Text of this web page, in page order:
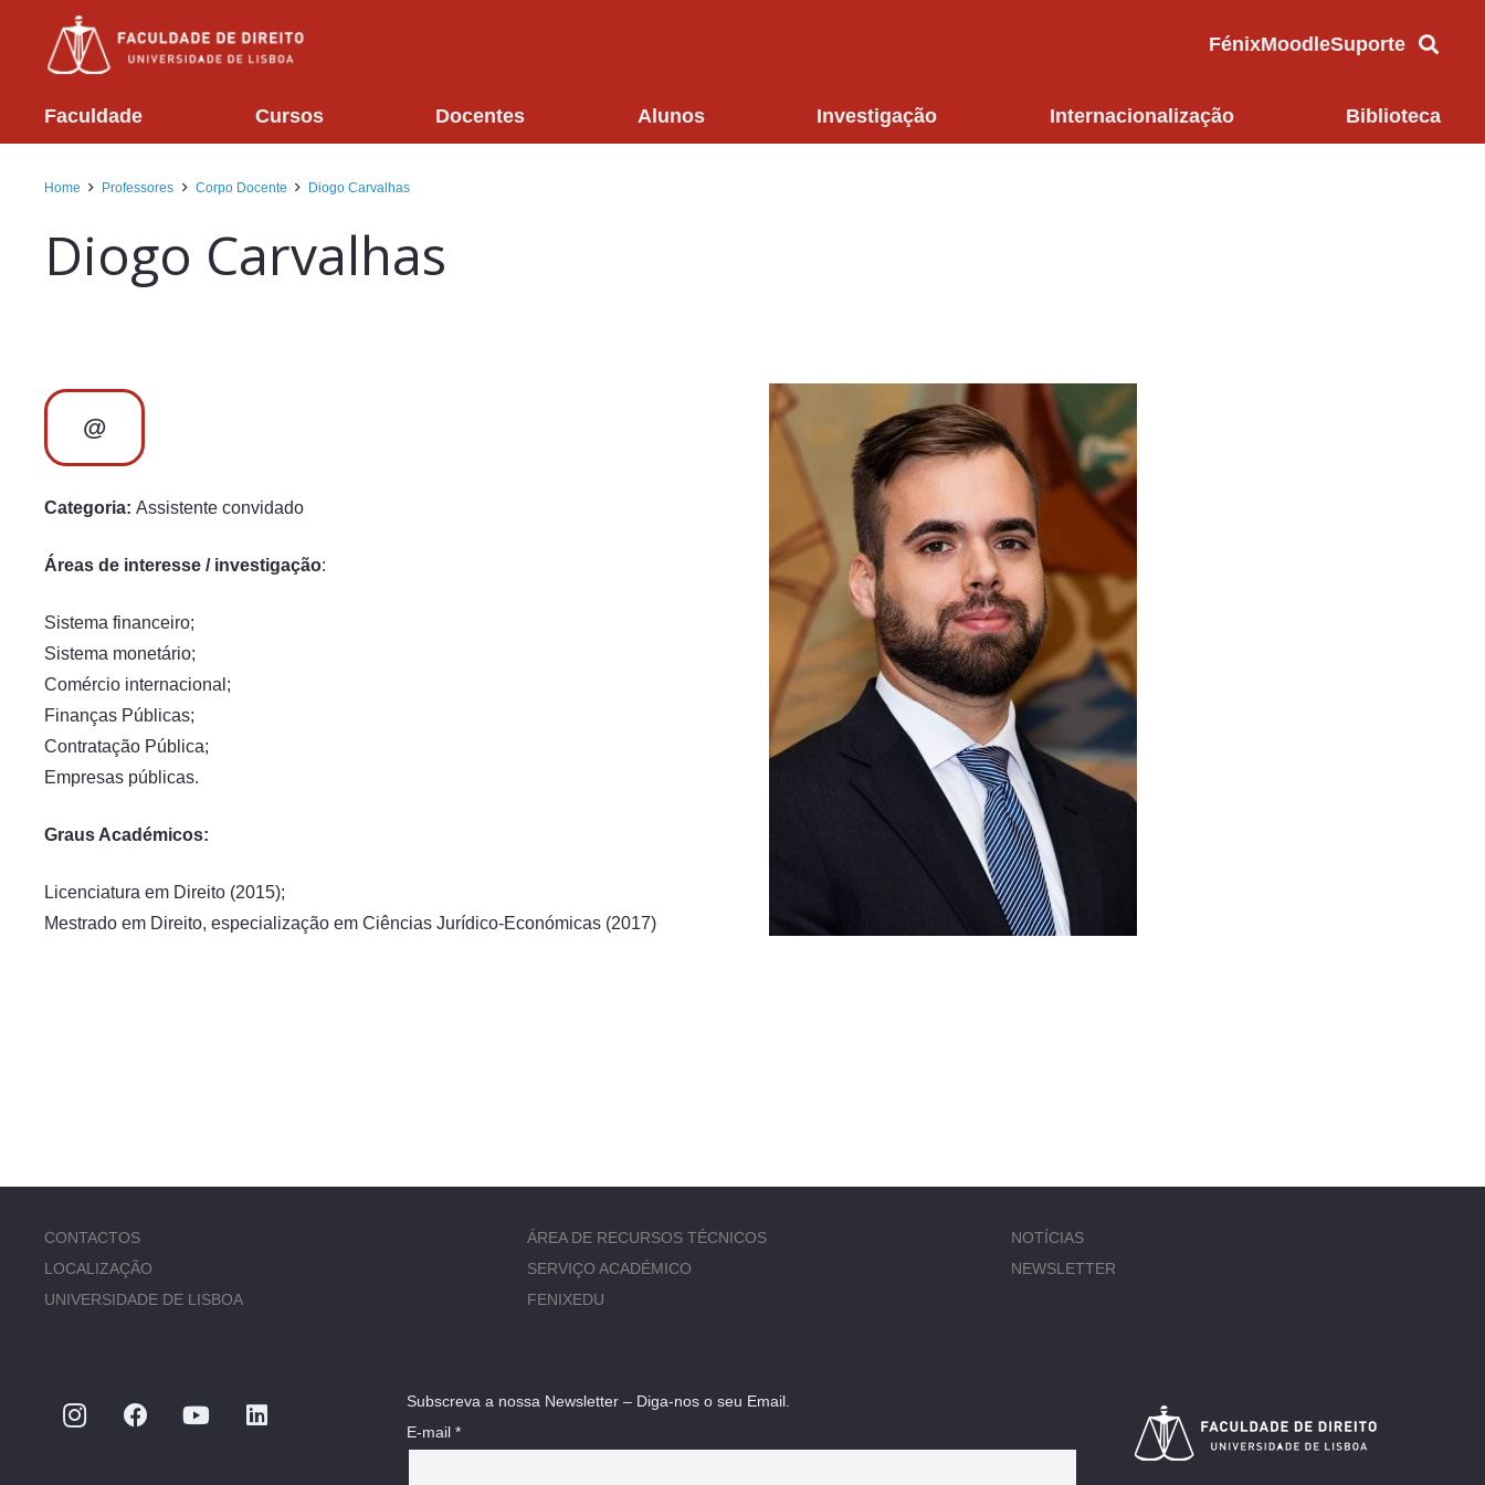
FénixMoodleSuporte
Faculdade Cursos Docentes Alunos Investigação Internacionalização Biblioteca
Home Professores Corpo Docente Diogo Carvalhas
Diogo Carvalhas
@
Categoria: Assistente convidado
Áreas de interesse / investigação:
Sistema financeiro;
Sistema monetário;
Comércio internacional;
Finanças Públicas;
Contratação Pública;
Empresas públicas.
Graus Académicos:
Licenciatura em Direito (2015);
Mestrado em Direito, especialização em Ciências Jurídico-Económicas (2017)
CONTACTOS
LOCALIZAÇÃO
UNIVERSIDADE DE LISBOA
ÁREA DE RECURSOS TÉCNICOS
SERVIÇO ACADÉMICO
FENIXEDU
NOTÍCIAS
NEWSLETTER
Subscreva a nossa Newsletter – Diga-nos o seu Email.
E-mail *